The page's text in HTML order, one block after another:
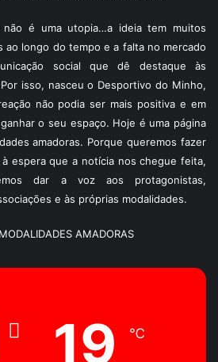
é uma utopia…a ideia tem muitos
ao longo do tempo e a falta no mercado
social que dê destaque às
isso, nasceu o Desportivo do Minho,
não podia ser mais positiva e em
o seu espaço. Hoje é uma página
amadoras. Porque queremos fazer
espera que a notícia nos chegue feita,
dar a voz aos protagonistas,
e às próprias modalidades.
AMADORAS
19 ℃